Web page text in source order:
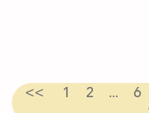
<< 1 2 ... 6